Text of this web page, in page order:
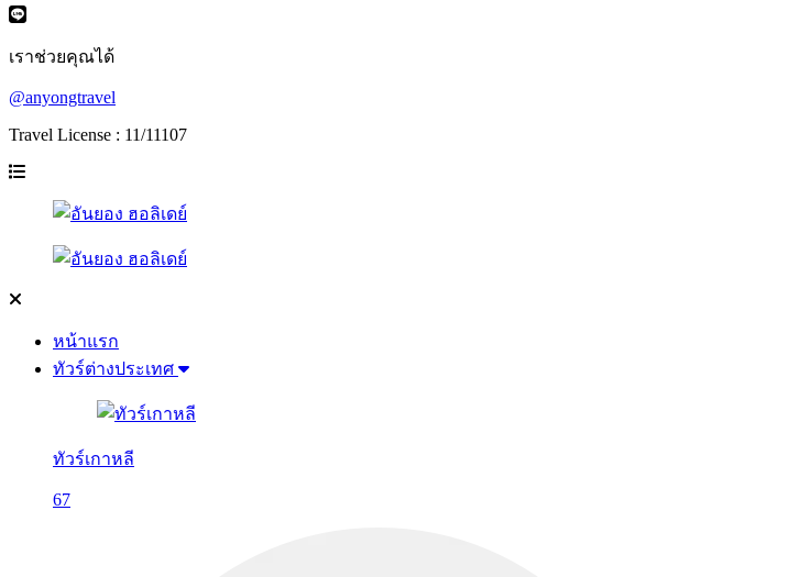
เราช่วยคุณได้
@anyongtravel
Travel License : 11/11107
หน้าแรก
ทัวร์ต่างประเทศ
ทัวร์เกาหลี
67